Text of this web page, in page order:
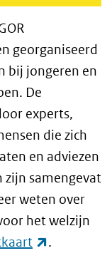
georganiseerd
bij jongeren en
De
experts,
die zich
en adviezen
zijn samengevat
weten over
het welzijn
(externe
.